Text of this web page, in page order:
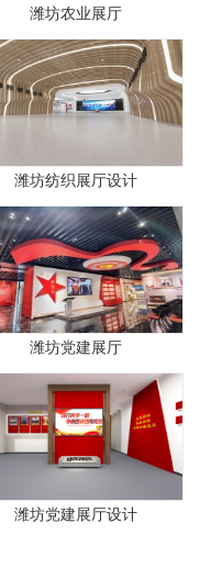
潍坊农业展厅
潍坊纺织展厅设计
潍坊党建展厅
潍坊党建展厅设计